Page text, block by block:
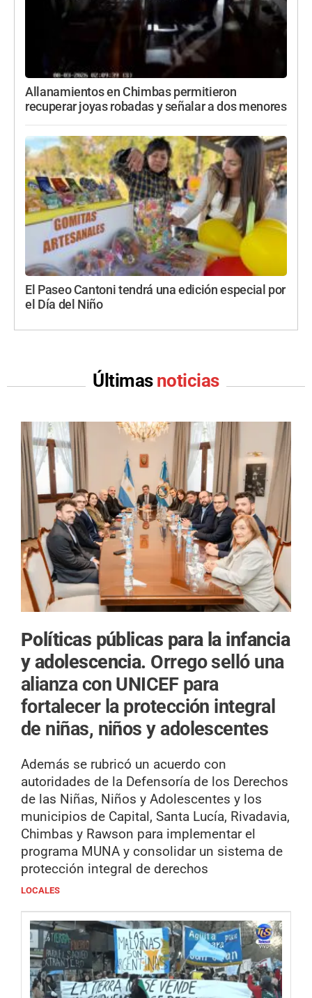
Allanamientos en Chimbas permitieron
recuperar joyas robadas y señalar a dos menores
El Paseo Cantoni tendrá una edición especial por
el Día del Niño
Últimas noticias
Políticas públicas para la infancia
y adolescencia. Orrego selló una
alianza con UNICEF para
fortalecer la protección integral
de niñas, niños y adolescentes
Además se rubricó un acuerdo con
autoridades de la Defensoría de los Derechos
de las Niñas, Niños y Adolescentes y los
municipios de Capital, Santa Lucía, Rivadavia,
Chimbas y Rawson para implementar el
programa MUNA y consolidar un sistema de
protección integral de derechos
LOCALES